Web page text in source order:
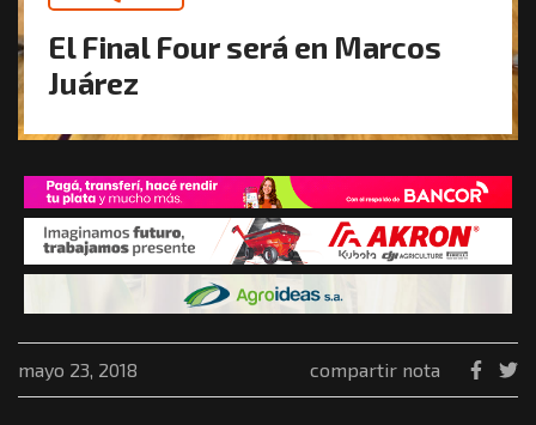
El Final Four será en Marcos
Juárez
mayo 23, 2018 compartir nota